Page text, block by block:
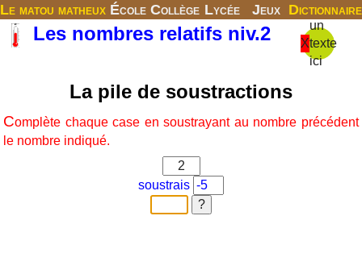
Le matou matheux École Collège Lycée Jeux Dictionnaire
X
un
texte
ici
Les nombres relatifs niv.2
La pile de soustractions
Complète chaque case en soustrayant au nombre précédent
le nombre indiqué.
soustrais